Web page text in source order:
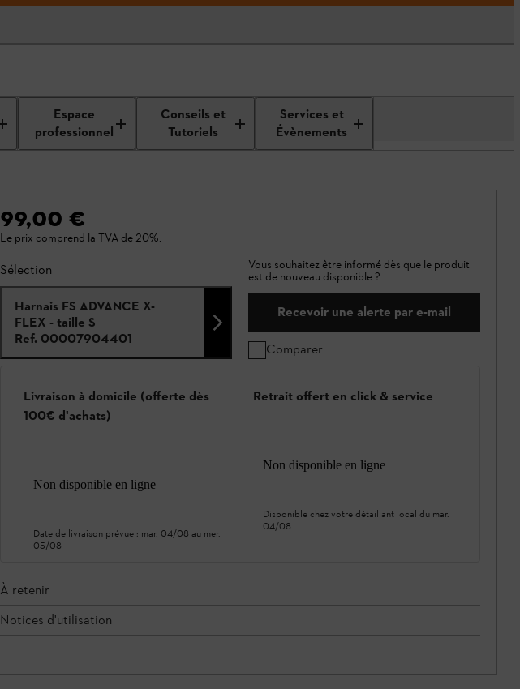
Espace
professionnel
Conseils et
Tutoriels
Services et
Évènements
99,00 €
Le prix comprend la TVA de 20%.
Sélection
Harnais FS ADVANCE X-
FLEX - taille S
Ref. 00007904401
Vous souhaitez être informé dès que le produit
est de nouveau disponible ?
Recevoir une alerte par e-mail
Comparer
Livraison à domicile (offerte dès
100€ d'achats)
Non disponible en ligne
Date de livraison prévue : mar. 04/08 au mer.
05/08
Retrait offert en click & service
Non disponible en ligne
Disponible chez votre détaillant local du mar.
04/08
À retenir
Notices d'utilisation